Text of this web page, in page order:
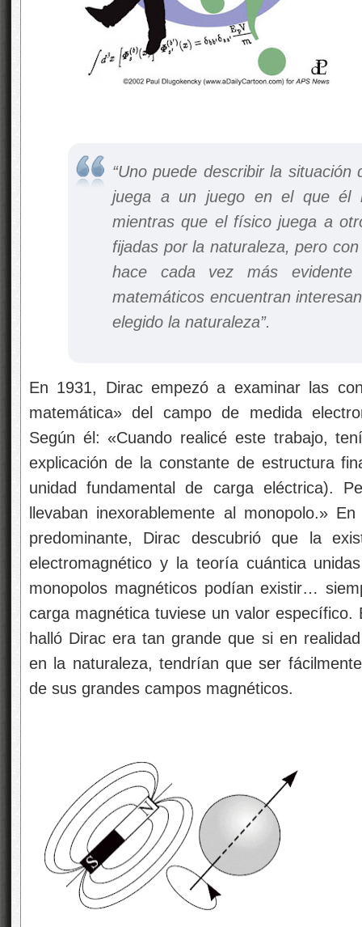
“Uno puede describir la situación
juega a un juego en el que él
mientras que el físico juega a
fijadas por la naturaleza, pero
hace cada vez más
matemáticos encuentran
elegido la naturaleza”.
En 1931, Dirac empezó a examinar las
matemática» del campo de medida
Según él: «Cuando realicé este trabajo,
explicación de la constante de estructura
unidad fundamental de carga eléctrica).
llevaban inexorablemente al monopolo.»
predominante, Dirac descubrió que la
electromagnético y la teoría cuántica
monopolos magnéticos podían existir…
carga magnética tuviese un valor
halló Dirac era tan grande que si en
en la naturaleza, tendrían que ser
de sus grandes campos magnéticos.